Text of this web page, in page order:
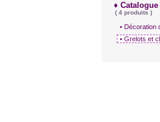
♦
( 4 produits )
• Décoration
• Grelots et